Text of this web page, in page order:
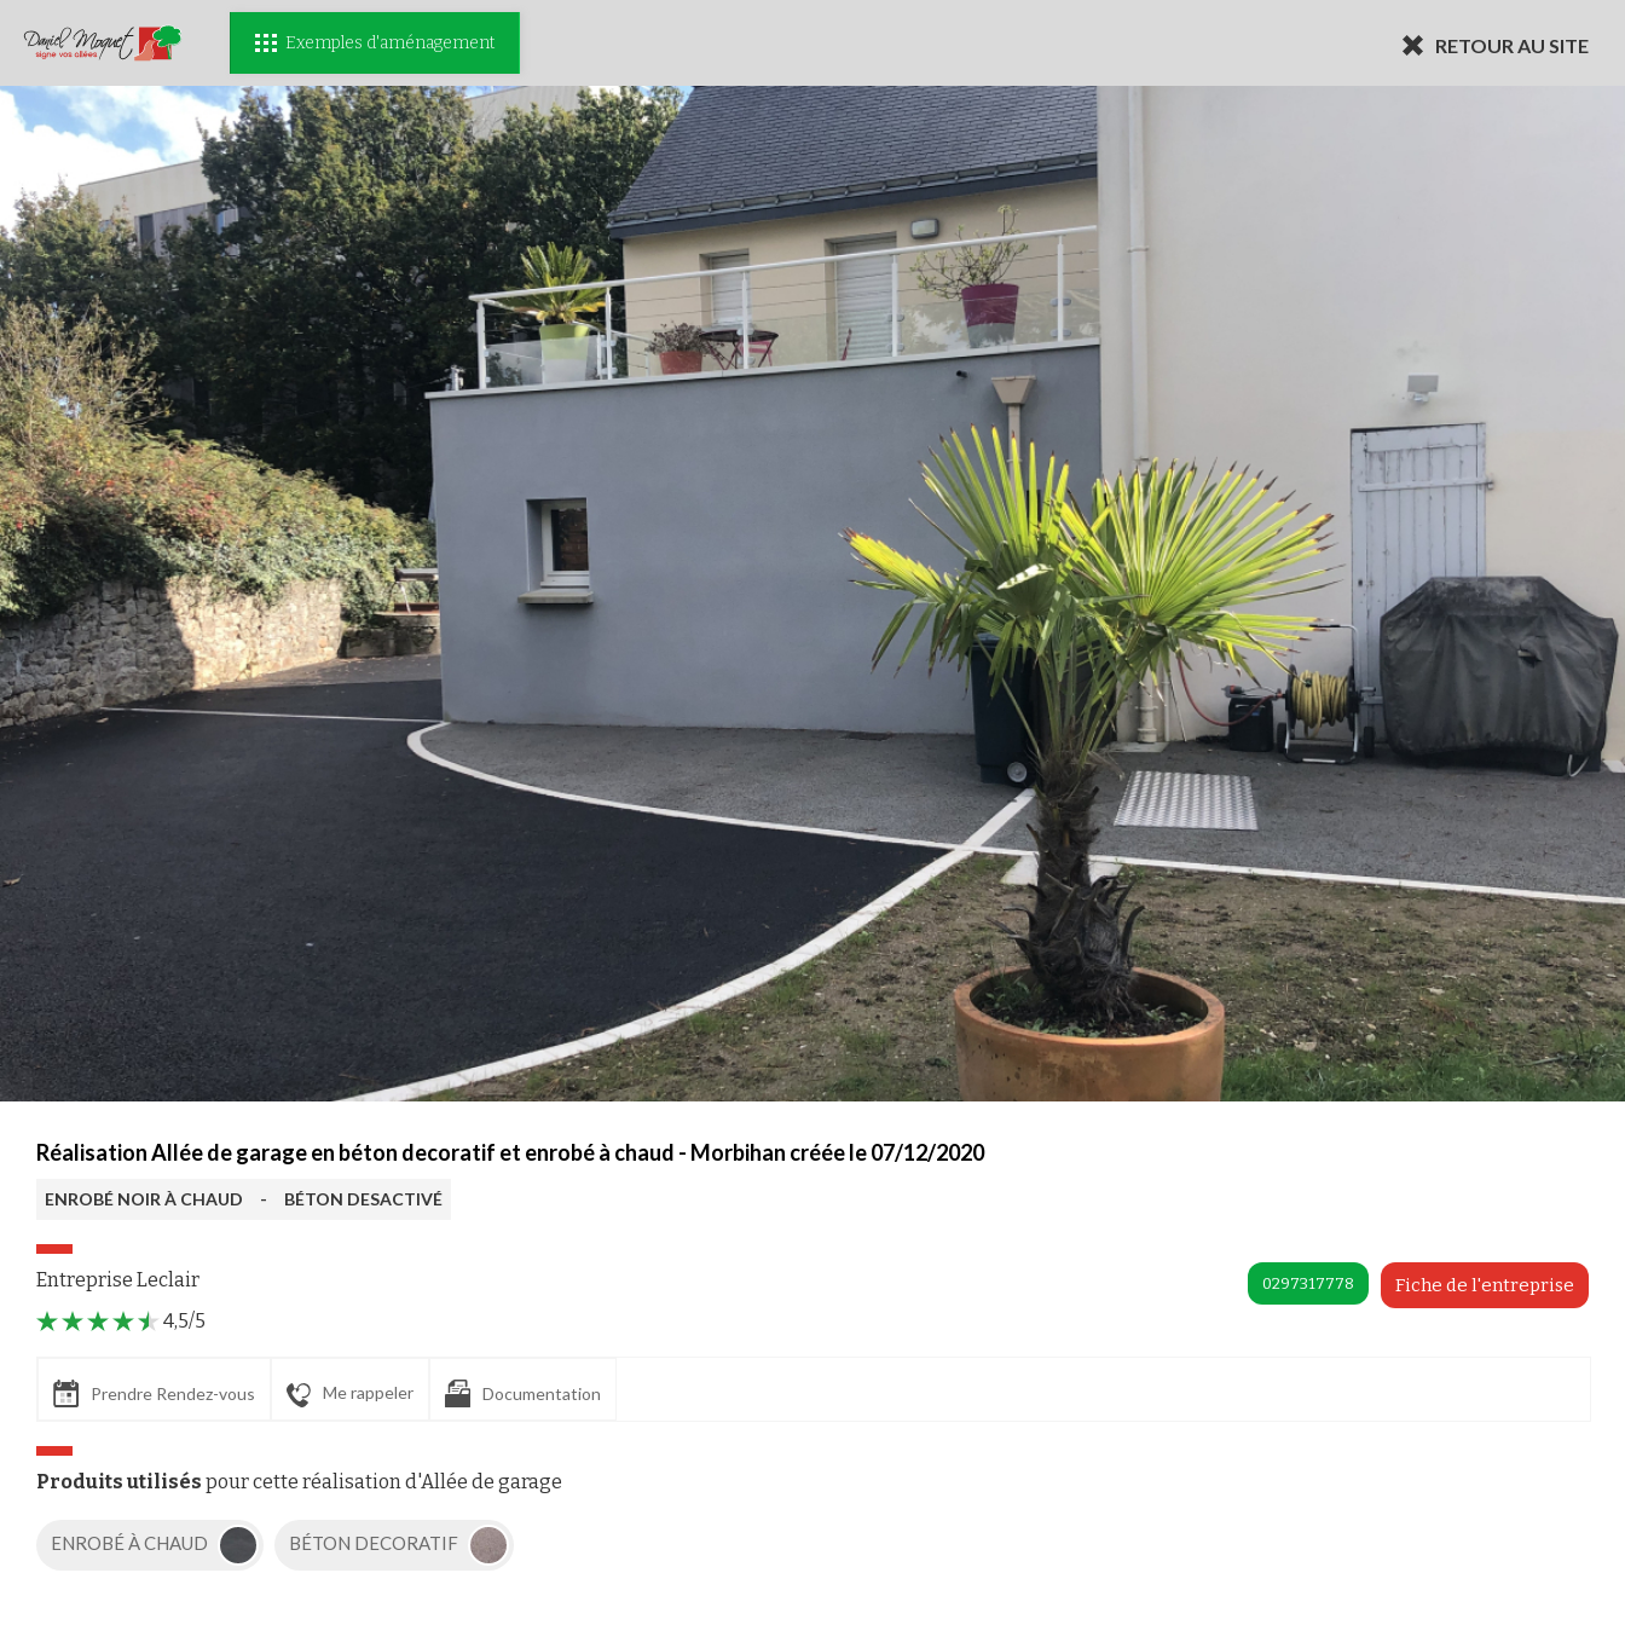
RETOUR AU SITE
Exemples d'aménagement
Réalisation Allée de garage en béton decoratif et enrobé à chaud - Morbihan créée le 07/12/2020
ENROBÉ NOIR À CHAUD - BÉTON DESACTIVÉ
Entreprise Leclair Fiche de l'entreprise
0297317778
4,5/5
Prendre Rendez-vous Me rappeler Documentation
Produits utilisés pour cette réalisation d'Allée de garage
ENROBÉ À CHAUD BÉTON DECORATIF